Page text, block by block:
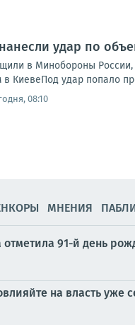
удар по
в Минобороны
в КиевеПод удар попало
08:10
МНЕНИЯ
91-й день
на власть уже